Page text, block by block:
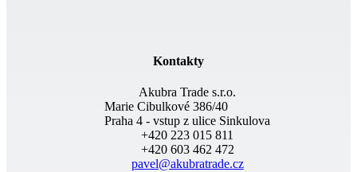
Kontakty
Akubra Trade s.r.o.
Marie Cibulkové 386/40
Praha 4 - vstup z ulice Sinkulova
+420 223 015 811
+420 603 462 472
pavel@akubratrade.cz